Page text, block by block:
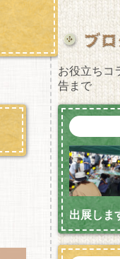
お役立ちコ
告まで
出展しま